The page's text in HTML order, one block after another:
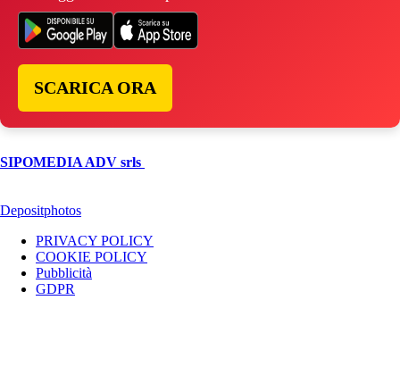
SCARICA ORA
SIPOMEDIA ADV srls
Depositphotos
PRIVACY POLICY
COOKIE POLICY
Pubblicità
GDPR